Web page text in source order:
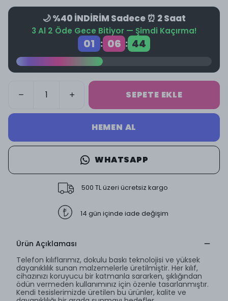
🌙 %40 İNDİRİM Sadece ⏰ 2 Saat
3 Al 2 Öde Gece Bitiyor — Şimdi Kaçırma!
01 : 06 : 43
SEPETE EKLE
HEMEN AL
WHATSAPP
500 TL üzeri ücretsiz kargo
14 gün içinde iade değişim
Ürün Açıklaması
Telefon kılıflarımız, dokulu baskı teknolojisi ve yüksek
dayanıklılık sunan malzemelerle üretilmiştir. Her kılıf,
cihazınızı koruyucu bir katmanla sararken, şıklığından
ödün vermeden kullanımınız için özenle tasarlanmıştır.
Kendi tesislerimizde üretilen bu ürünler, kalite ve